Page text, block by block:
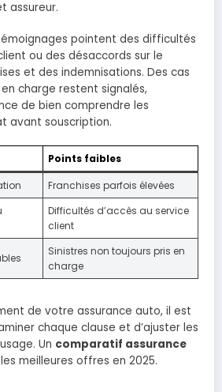
assureur.
pointent des difficultés
ou des désaccords sur le
et des indemnisations. Des cas
charge restent signalés,
de bien comprendre les
avant souscription.
Points faibles
Franchises parfois élevées
Difficultés d’accès au service
client
Sinistres non toujours pris en
charge
de votre assurance auto, il est
chaque clause et d’ajuster les
Un comparatif assurance
meilleures offres en 2025.